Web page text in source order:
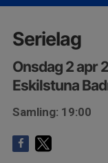
Serielag
Onsdag 2 apr
Eskilstuna
Samling: 19:00